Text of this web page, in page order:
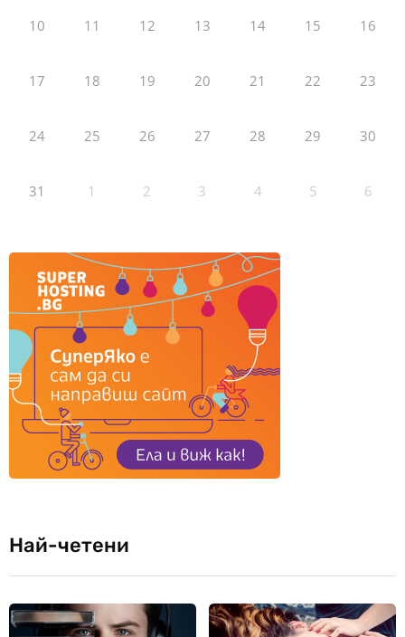
10 11 12 13 14 15 16
17 18 19 20 21 22 23
24 25 26 27 28 29 30
31 1 2 3 4 5 6
Най-четени